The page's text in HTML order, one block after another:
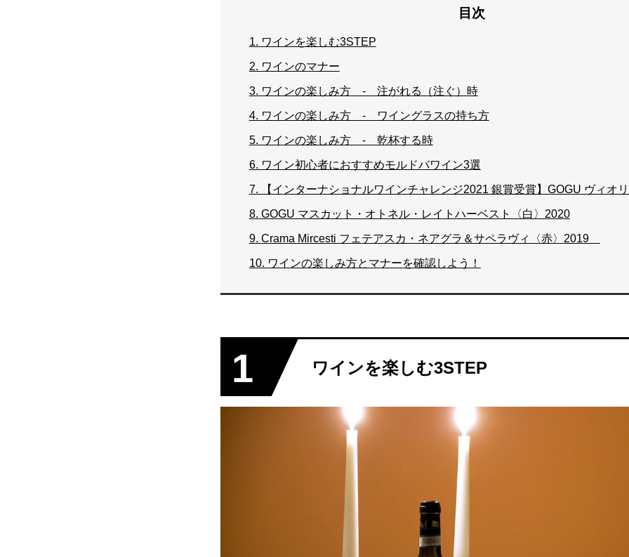
目次
1. ワインを楽しむ3STEP
2. ワインのマナー
3. ワインの楽しみ方 - 注がれる（注ぐ）時
4. ワインの楽しみ方 - ワイングラスの持ち方
5. ワインの楽しみ方 - 乾杯する時
6. ワイン初心者におすすめモルドバワイン3選
7. 【インターナショナルワインチャレンジ2021 銀賞受賞】GOGU ヴィオ
8. GOGU マスカット・オトネル・レイトハーベスト〈白〉2020
9. Crama Mircesti フェテアスカ・ネアグラ＆サペラヴィ〈赤〉2019
10. ワインの楽しみ方とマナーを確認しよう！
1 ワインを楽しむ3STEP